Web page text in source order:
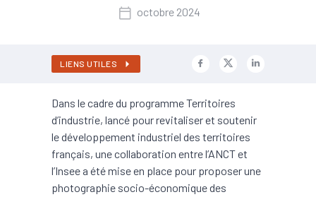
octobre 2024
LIENS UTILES
Dans le cadre du programme Territoires
d’industrie, lancé pour revitaliser et soutenir
le développement industriel des territoires
français, une collaboration entre l’ANCT et
l’Insee a été mise en place pour proposer une
photographie socio-économique des